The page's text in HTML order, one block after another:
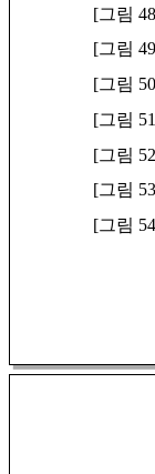
[그림
[그림
[그림
[그림
[그림
[그림
[그림